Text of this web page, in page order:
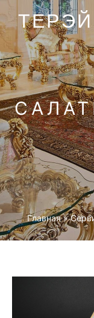
ТЕРЭЙ
Главная »